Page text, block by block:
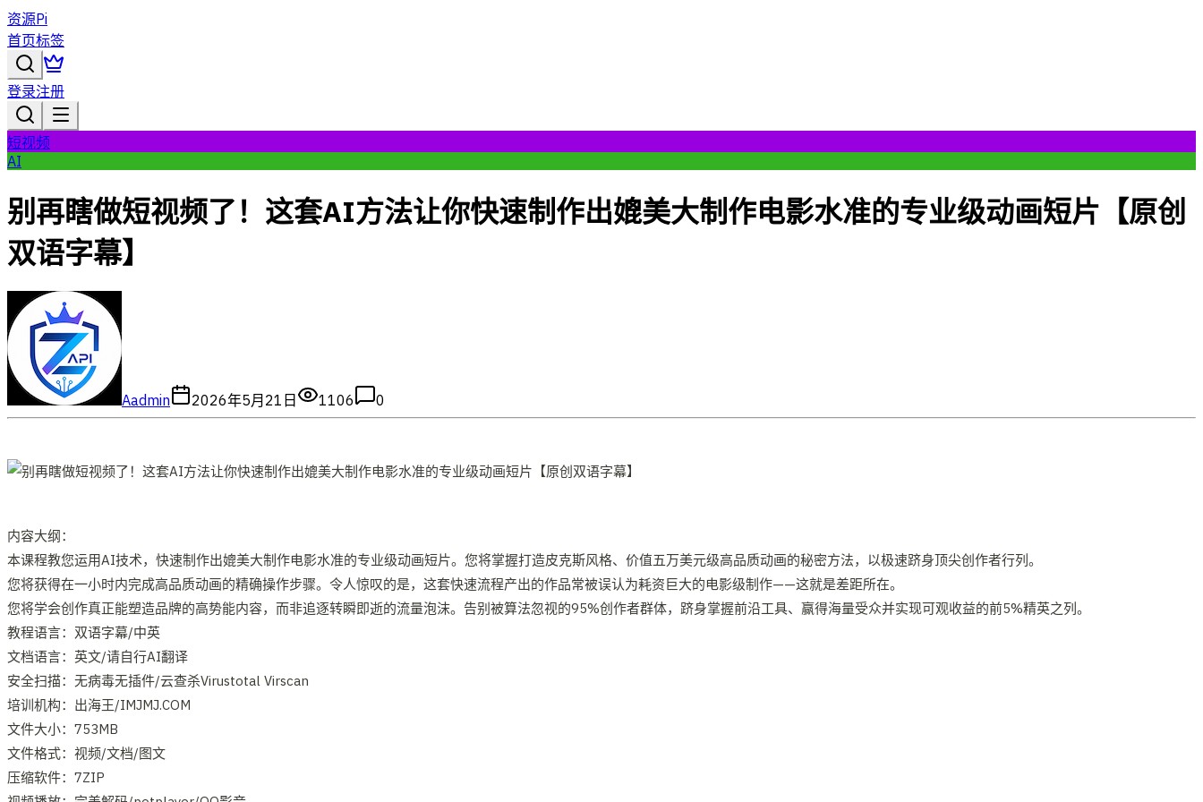
资源Pi
首页标签
登录注册
短视频
AI
别再瞎做短视频了！这套AI方法让你快速制作出媲美大制作电影水准的专业级动画短片【原创
双语字幕】
Aadmin 2026年5月21日 1106 0
内容大纲：
本课程教您运用AI技术，快速制作出媲美大制作电影水准的专业级动画短片。您将掌握打造皮克斯风格、价值五万美元级高品质动画的秘密方法，以极速跻身顶尖创作者行列。
您将获得在一小时内完成高品质动画的精确操作步骤。令人惊叹的是，这套快速流程产出的作品常被误认为耗资巨大的电影级制作——这就是差距所在。
您将学会创作真正能塑造品牌的高势能内容，而非追逐转瞬即逝的流量泡沫。告别被算法忽视的95%创作者群体，跻身掌握前沿工具、赢得海量受众并实现可观收益的前5%精英之列。
教程语言：双语字幕/中英
文档语言：英文/请自行AI翻译
安全扫描：无病毒无插件/云查杀Virustotal Virscan
培训机构：出海王/IMJMJ.COM
文件大小：753MB
文件格式：视频/文档/图文
压缩软件：7ZIP